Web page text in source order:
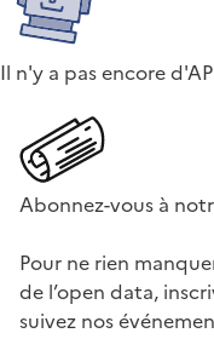
Il n'y a pas encore
Abonnez-vous à
Pour ne rien
de l’open data,
suivez nos